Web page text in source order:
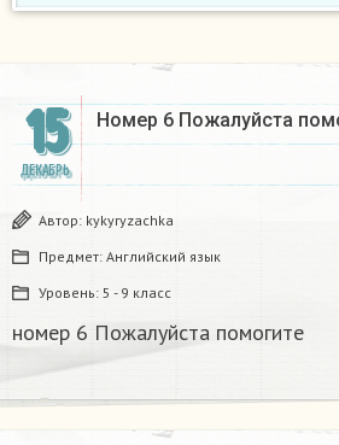
15
ДЕКАБРЬ
Номер 6 Пожалуйста
Автор: kykyryzachka
Предмет: Английский язык
Уровень: 5 - 9 класс
номер 6 Пожалуйста помогите